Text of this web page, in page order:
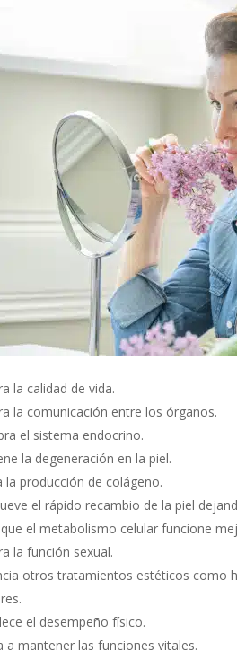
la calidad de vida.
la comunicación entre los órganos.
el sistema endocrino.
la degeneración en la piel.
la producción de colágeno.
el rápido recambio de la piel
el metabolismo celular funcione
la función sexual.
otros tratamientos estéticos como
el desempeño físico.
a mantener las funciones vitales.